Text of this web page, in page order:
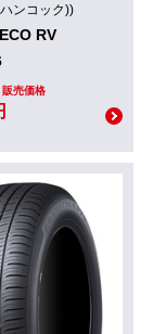
ンコック))
RV
販売価格